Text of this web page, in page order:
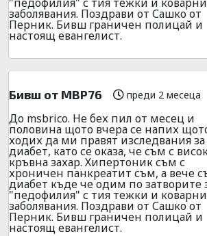
заболявания. Поздрави от Сашко от
Перник. Бивш граничен полицай и
настоящ евангелист.
Бивш от МВР76 преди 2 месеца
До msbrico. Не бех пил от месец и
половина щото вчера се напих
ходих да ми правят изследвания за
диабет, като се оказа, че съм с
кръвна захар. Хипертоник съм с
хроничен панкреатит съм, а вече
диабет къде че одим по затворите
"педофилия" с тия тежки и коварни
заболявания. Поздрави от Сашко от
Перник. Бивш граничен полицай и
настоящ евангелист.